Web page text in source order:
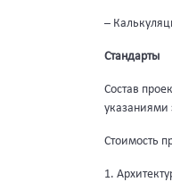
–
Стандарты
Состав
указаниями
Стоимость
1.